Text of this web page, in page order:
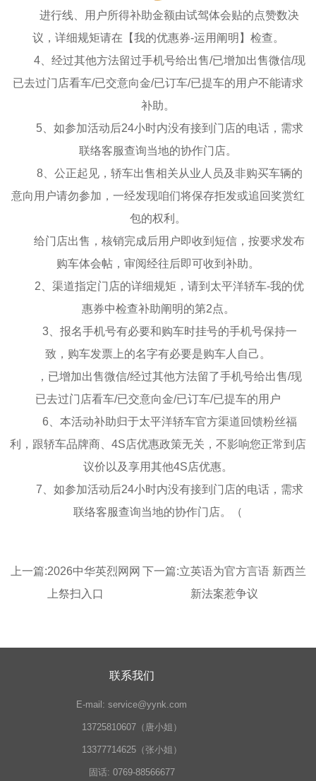
进行线、用户所得补助金额由试驾体会贴的点赞数决
议，详细规矩请在【我的优惠券-运用阐明】检查。
4、经过其他方法留过手机号给出售/已增加出售微信/现
已去过门店看车/已交意向金/已订车/已提车的用户不能请求
补助。
5、如参加活动后24小时内没有接到门店的电话，需求
联络客服查询当地的协作门店。
8、公正起见，轿车出售相关从业人员及非购买车辆的
意向用户请勿参加，一经发现咱们将保存拒发或追回奖赏红
包的权利。
给门店出售，核销完成后用户即收到短信，按要求发布
购车体会帖，审阅经往后即可收到补助。
2、渠道指定门店的详细规矩，请到太平洋轿车-我的优
惠券中检查补助阐明的第2点。
3、报名手机号有必要和购车时挂号的手机号保持一
致，购车发票上的名字有必要是购车人自己。
，已增加出售微信/经过其他方法留了手机号给出售/现
已去过门店看车/已交意向金/已订车/已提车的用户
6、本活动补助归于太平洋轿车官方渠道回馈粉丝福
利，跟轿车品牌商、4S店优惠政策无关，不影响您正常到店
议价以及享用其他4S店优惠。
7、如参加活动后24小时内没有接到门店的电话，需求
联络客服查询当地的协作门店。（
上一篇:2026中华英烈网网
上祭扫入口
下一篇:立英语为官方言语 新西兰
新法案惹争议
联系我们
E-mail:service@yynk.com
13725810607（唐小姐）
13377714625（张小姐）
固话: 0769-88566677